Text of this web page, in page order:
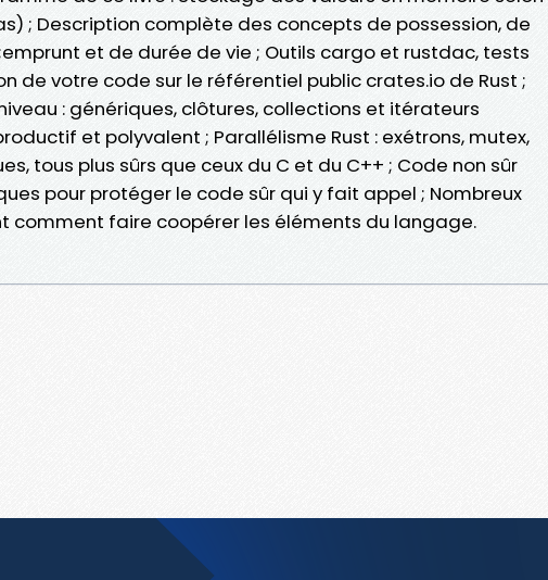
; Description complète des concepts de possession, de
et de durée de vie ; Outils cargo et rustdac, tests
de votre code sur le référentiel public crates.io de Rust ;
: génériques, clôtures, collections et itérateurs
et polyvalent ; Parallélisme Rust : exétrons, mutex,
tous plus sûrs que ceux du C et du C++ ; Code non sûr
pour protéger le code sûr qui y fait appel ; Nombreux
comment faire coopérer les éléments du langage.